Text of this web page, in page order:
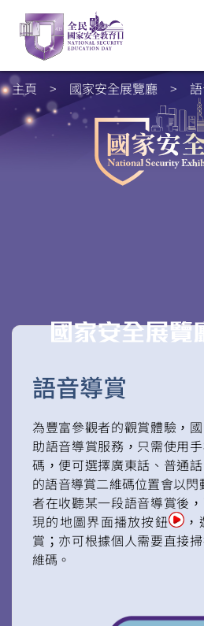
主頁 > 國家安全展覽廳 >
語音導賞
為豐富參觀者的觀賞體驗，
助語音導賞服務，只需使用
碼，便可選擇廣東話、普通
的語音導賞二維碼位置會以閃
者在收聽某一段語音導賞後
現的地圖界面播放按鈕
賞；亦可根據個人需要直接
維碼。